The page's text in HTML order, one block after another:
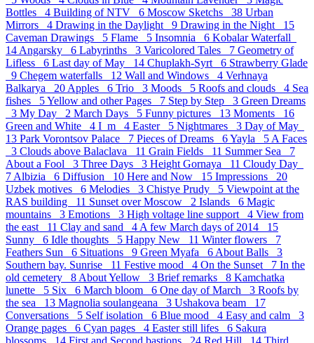
Bottles 4 Building of NTV 6 Moscow Sketchs 38 Urban
Mirrors 4 Drawing in the Daylight 9 Drawing in the Night 15
Caveman Drawings 5 Flame 5 Insomnia 6 Kobalar Waterfall
14 Angarsky 6 Labyrinths 3 Varicolored Tales 7 Geometry of
Lifless 6 Last day of May 14 Chuplakh-Syrt 6 Strawberry Glade
9 Chegem waterfalls 12 Wall and Windows 4 Verhnaya
Balkarya 20 Apples 6 Trio 3 Moods 5 Roofs and clouds 4 Sea
fishes 5Yellow and other Pages 7 Step by Step 3 Green Dreams
3 My Day 2 March Days 5 Funny pictures 13 Moments 16
Green and White 4 I_m 4 Easter 5 Nightmares 3 Day of May
13 Park Vorontsov Palace 7 Pieces of Dreams 6Yayla 5 A Faces
3 Clouds above Balaclava 11 Grain Fields 11 Summer Sea 7
About a Fool 3 Three Days 3 Height Gornaya 11 Cloudy Day
7 Albizia 6 Diffusion 10 Here and Now 15 Impressions 20
Uzbek motives 6 Melodies 3 Chistye Prudy 5 Viewpoint at the
RAS building 11 Sunset over Moscow 2 Islands 6 Magic
mountains 3 Emotions 3 High voltage line support 4 View from
the east 11 Clay and sand 4 A few March days of 2014 15
Sunny 6 Idle thoughts 5 Happy New 11 Winter flowers 7
Feathers Sun 6 Situations 9 Green Myafa 6 About Balls 3
Southern bay. Sunrise 11 Festive mood 4 On the Sunset 7 In the
old cemetery 8 About Yellow 3 Brief remarks 8 Kamchatka
lunette 5 Six 6 March bloom 6 One day of March 3 Roofs by
the sea 13 Magnolia soulangeana 3 Ushakova beam 17
Conversations 5 Self isolation 6 Blue mood 4 Easy and calm 3
Orange pages 6 Cyan pages 4 Easter still lifes 6 Sakura
blossoms 14 First and Second bastions 24 Red Hill 14 Third